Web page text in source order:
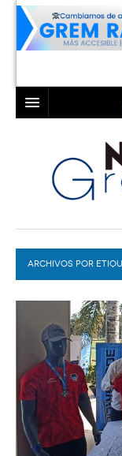
LAGUNA
TORREÓN
GÓMEZ
LERDO
COAHUILA
DURANGO
DEPORTES
EXA
EL EXACTO
EXA
GLOBO
TRAYECTO
DIÁLOGOS
TWEETS AND
COLABORADORES
PC29
ACTUALIDADES
ARCHIVOS POR